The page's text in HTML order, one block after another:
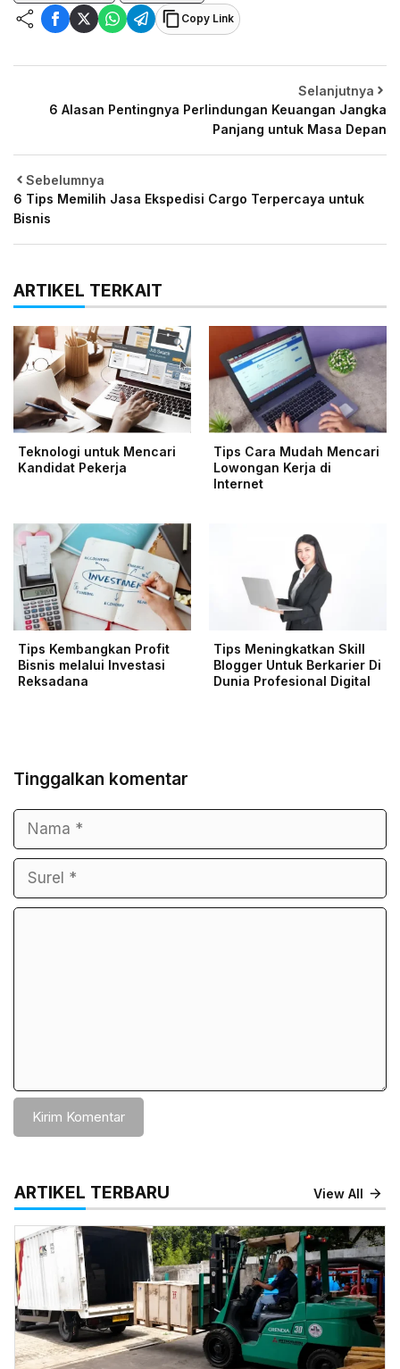
Copy Link
Sebelumnya
6 Tips Memilih Jasa Ekspedisi Cargo Terpercaya untuk
Bisnis
Selanjutnya
6 Alasan Pentingnya Perlindungan Keuangan Jangka
Panjang untuk Masa Depan
ARTIKEL TERKAIT
Teknologi untuk Mencari
Kandidat Pekerja
Tips Cara Mudah Mencari
Lowongan Kerja di
Internet
Tips Kembangkan Profit
Bisnis melalui Investasi
Reksadana
Tips Meningkatkan Skill
Blogger Untuk Berkarier Di
Dunia Profesional Digital
Tinggalkan komentar
Nama
Surel
Komentar
ARTIKEL TERBARU View All